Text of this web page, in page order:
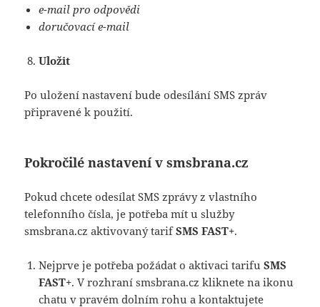
e-mail pro odpovědi
doručovací e-mail
Uložit
Po uložení nastavení bude odesílání SMS zpráv
připravené k použití.
Pokročilé nastavení v smsbrana.cz
Pokud chcete odesílat SMS zprávy z vlastního
telefonního čísla, je potřeba mít u služby
smsbrana.cz aktivovaný tarifSMS FAST+.
Nejprve je potřeba požádat o aktivaci tarifuSMS
FAST+. V rozhraní smsbrana.cz kliknete na ikonu
chatu v pravém dolním rohu a kontaktujete